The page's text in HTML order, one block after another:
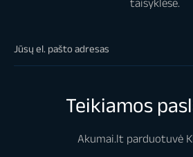
taisyklėse.
Teikiamos
Akumai.lt parduotuvė